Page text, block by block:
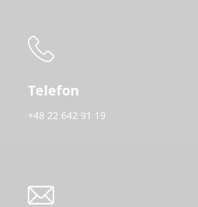
Telefon
+48 22 642 91 19